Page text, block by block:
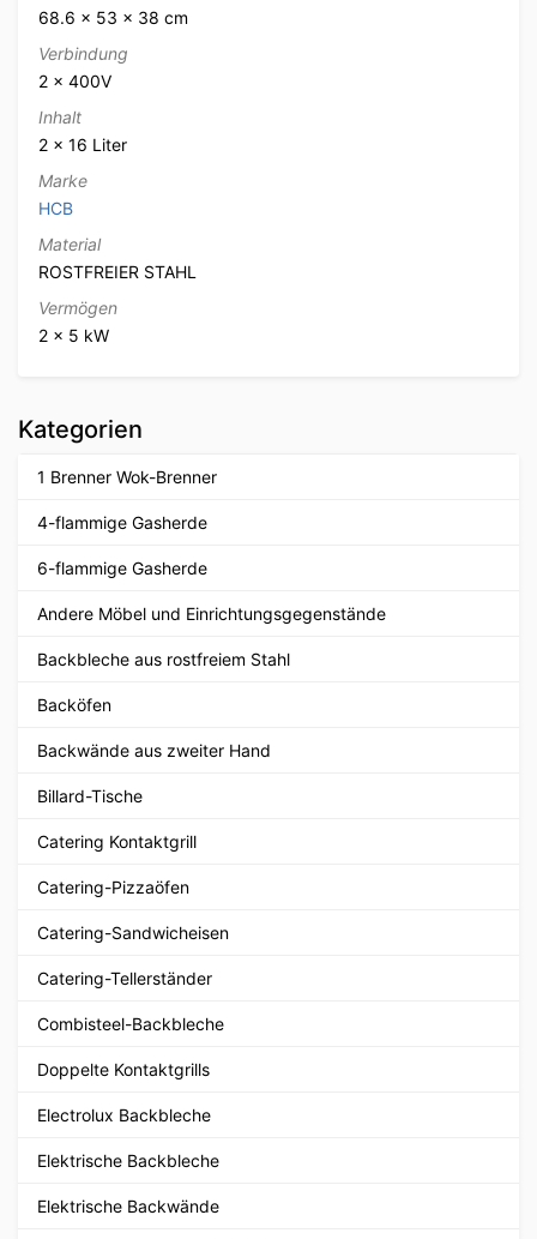
68.6 × 53 × 38 cm
Verbindung
2 x 400V
Inhalt
2 x 16 Liter
Marke
HCB
Material
ROSTFREIER STAHL
Vermögen
2 x 5 kW
Kategorien
1 Brenner Wok-Brenner
4-flammige Gasherde
6-flammige Gasherde
Andere Möbel und Einrichtungsgegenstände
Backbleche aus rostfreiem Stahl
Backöfen
Backwände aus zweiter Hand
Billard-Tische
Catering Kontaktgrill
Catering-Pizzaöfen
Catering-Sandwicheisen
Catering-Tellerständer
Combisteel-Backbleche
Doppelte Kontaktgrills
Electrolux Backbleche
Elektrische Backbleche
Elektrische Backwände